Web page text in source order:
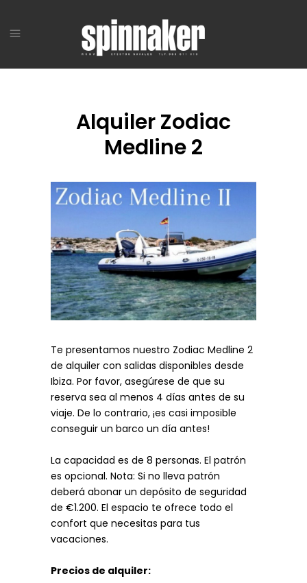
Alquiler Zodiac
Medline 2
Te presentamos nuestro Zodiac Medline 2
de alquiler con salidas disponibles desde
Ibiza. Por favor, asegúrese de que su
reserva sea al menos 4 días antes de su
viaje. De lo contrario, ¡es casi imposible
conseguir un barco un día antes!
La capacidad es de 8 personas. El patrón
es opcional. Nota: Si no lleva patrón
deberá abonar un depósito de seguridad
de €1.200. El espacio te ofrece todo el
confort que necesitas para tus
vacaciones.
Precios de alquiler: